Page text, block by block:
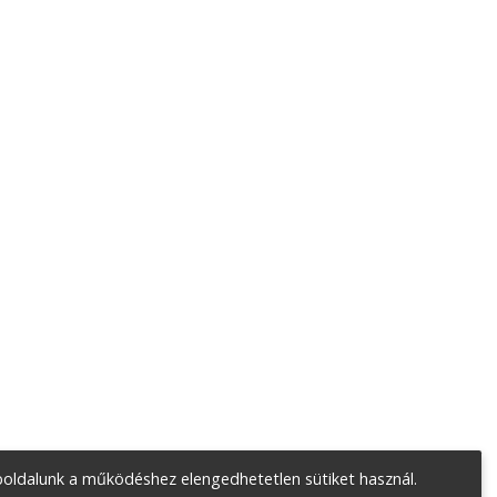
a működéshez elengedhetetlen sütiket használ.